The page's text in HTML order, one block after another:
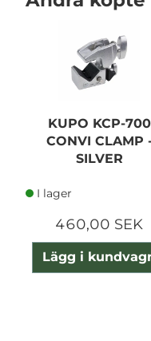
KUPO KCP-700
CONVI CLAMP
SILVER
I lager
460,00 SEK
Lägg i